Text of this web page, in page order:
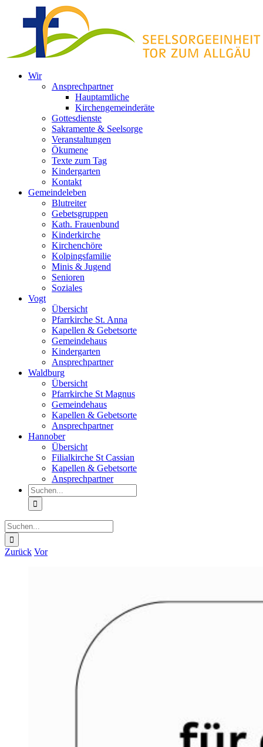
Inhalt
springen
Wir
Ansprechpartner
Hauptamtliche
Kirchengemeinderäte
Gottesdienste
Sakramente & Seelsorge
Veranstaltungen
Ökumene
Texte zum Tag
Kindergarten
Kontakt
Gemeindeleben
Blutreiter
Gebetsgruppen
Kath. Frauenbund
Kinderkirche
Kirchenchöre
Kolpingsfamilie
Minis & Jugend
Senioren
Soziales
Vogt
Übersicht
Pfarrkirche St. Anna
Kapellen & Gebetsorte
Gemeindehaus
Kindergarten
Ansprechpartner
Waldburg
Übersicht
Pfarrkirche St Magnus
Gemeindehaus
Kapellen & Gebetsorte
Ansprechpartner
Hannober
Übersicht
Filialkirche St Cassian
Kapellen & Gebetsorte
Ansprechpartner
Suche
nach:
Suche
nach:
Zurück Vor